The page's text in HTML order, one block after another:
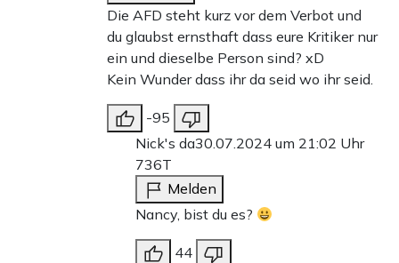
Die AFD steht kurz vor dem Verbot und
du glaubst ernsthaft dass eure Kritiker nur
ein und dieselbe Person sind? xD
Kein Wunder dass ihr da seid wo ihr seid.
-95
Nick's da30.07.2024 um 21:02 Uhr
736T
Melden
Nancy, bist du es?
44